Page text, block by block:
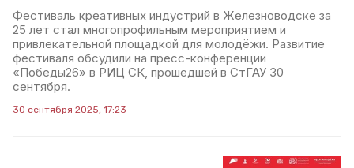
Фестиваль креативных индустрий в Железноводске за
25 лет стал многопрофильным мероприятием и
привлекательной площадкой для молодёжи. Развитие
фестиваля обсудили на пресс-конференции
«Победы26» в РИЦ СК, прошедшей в СтГАУ 30
сентября.
30 сентября 2025, 17:23